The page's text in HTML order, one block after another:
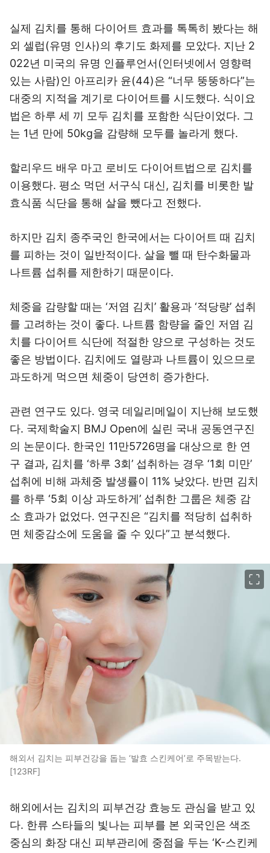
실제 김치를 통해 다이어트 효과를 톡톡히 봤다는 해
외 셀럽(유명 인사)의 후기도 화제를 모았다. 지난 2
022년 미국의 유명 인플루언서(인터넷에서 영향력
있는 사람)인 아프리카 윤(44)은 “너무 뚱뚱하다”는
대중의 지적을 계기로 다이어트를 시도했다. 식이요
법은 하루 세 끼 모두 김치를 포함한 식단이었다. 그
는 1년 만에 50kg을 감량해 모두를 놀라게 했다.
할리우드 배우 마고 로비도 다이어트법으로 김치를
이용했다. 평소 먹던 서구식 대신, 김치를 비롯한 발
효식품 식단을 통해 살을 뺐다고 전했다.
하지만 김치 종주국인 한국에서는 다이어트 때 김치
를 피하는 것이 일반적이다. 살을 뺄 때 탄수화물과
나트륨 섭취를 제한하기 때문이다.
체중을 감량할 때는 ‘저염 김치’ 활용과 ‘적당량’ 섭취
를 고려하는 것이 좋다. 나트륨 함량을 줄인 저염 김
치를 다이어트 식단에 적절한 양으로 구성하는 것도
좋은 방법이다. 김치에도 열량과 나트륨이 있으므로
과도하게 먹으면 체중이 당연히 증가한다.
관련 연구도 있다. 영국 데일리메일이 지난해 보도했
다. 국제학술지 BMJ Open에 실린 국내 공동연구진
의 논문이다. 한국인 11만5726명을 대상으로 한 연
구 결과, 김치를 ‘하루 3회’ 섭취하는 경우 ‘1회 미만’
섭취에 비해 과체중 발생률이 11% 낮았다. 반면 김치
를 하루 ‘5회 이상 과도하게’ 섭취한 그룹은 체중 감
소 효과가 없었다. 연구진은 “김치를 적당히 섭취하
면 체중감소에 도움을 줄 수 있다”고 분석했다.
해외서 김치는 피부건강을 돕는 ‘발효 스킨케어’로 주목받는다.
[123RF]
해외에서는 김치의 피부건강 효능도 관심을 받고 있
다. 한류 스타들의 빛나는 피부를 본 외국인은 색조
중심의 화장 대신 피부관리에 중점을 두는 ‘K-스킨케